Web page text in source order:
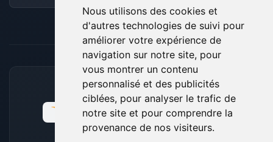
Nous utilisons des cookies et
d'autres technologies de suivi pour
améliorer votre expérience de
navigation sur notre site, pour
vous montrer un contenu
personnalisé et des publicités
ciblées, pour analyser le trafic de
notre site et pour comprendre la
provenance de nos visiteurs.
MOYENS DE PAIEMENT ACCEPTÉS